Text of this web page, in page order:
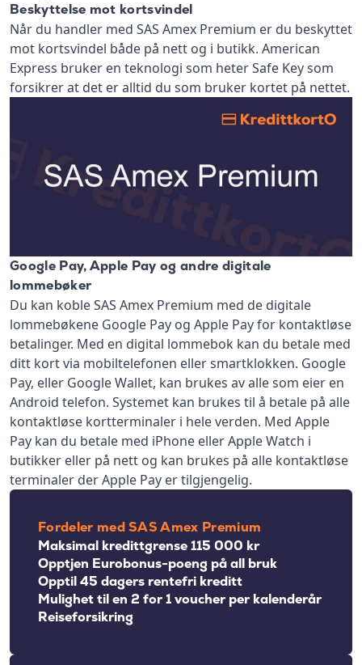
Beskyttelse mot kortsvindel
Når du handler med SAS Amex Premium er du beskyttet
mot kortsvindel både på nett og i butikk. American
Express bruker en teknologi som heter Safe Key som
forsikrer at det er alltid du som bruker kortet på nettet.
Google Pay, Apple Pay og andre digitale
lommebøker
Du kan koble SAS Amex Premium med de digitale
lommebøkene Google Pay og Apple Pay for kontaktløse
betalinger. Med en digital lommebok kan du betale med
ditt kort via mobiltelefonen eller smartklokken. Google
Pay, eller Google Wallet, kan brukes av alle som eier en
Android telefon. Systemet kan brukes til å betale på alle
kontaktløse kortterminaler i hele verden. Med Apple
Pay kan du betale med iPhone eller Apple Watch i
butikker eller på nett og kan brukes på alle kontaktløse
terminaler der Apple Pay er tilgjengelig.
Fordeler med SAS Amex Premium
Maksimal kredittgrense 115 000 kr
Opptjen Eurobonus-poeng på all bruk
Opptil 45 dagers rentefri kreditt
Mulighet til en 2 for 1 voucher per kalenderår
Reiseforsikring